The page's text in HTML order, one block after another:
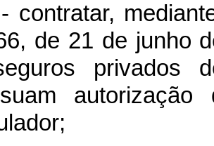
contratar,
de 21 de junho
privados